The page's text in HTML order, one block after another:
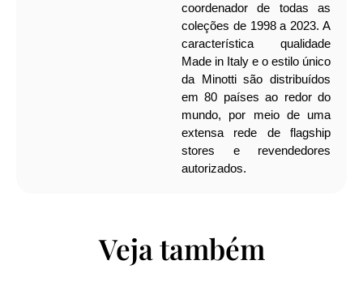
coordenador de todas as
coleções de 1998 a 2023. A
característica qualidade
Made in Italy e o estilo único
da Minotti são distribuídos
em 80 países ao redor do
mundo, por meio de uma
extensa rede de flagship
stores e revendedores
autorizados.
Veja também